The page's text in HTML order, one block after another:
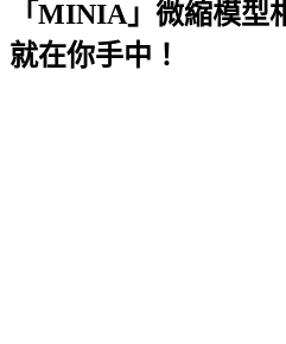
「MINIA」微縮模型
就在你手中！